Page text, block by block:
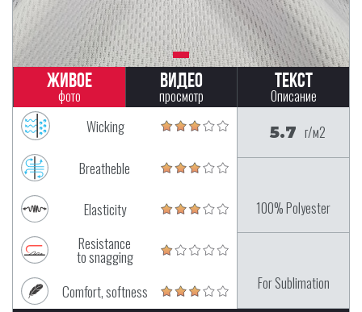
Живое
фото
Видео
просмотр
Текст
Описание
Wicking
Breatheble
Elasticity
Resistance
to snagging
Comfort, softness
5.7 г/м2
100% Polyester
For Sublimation